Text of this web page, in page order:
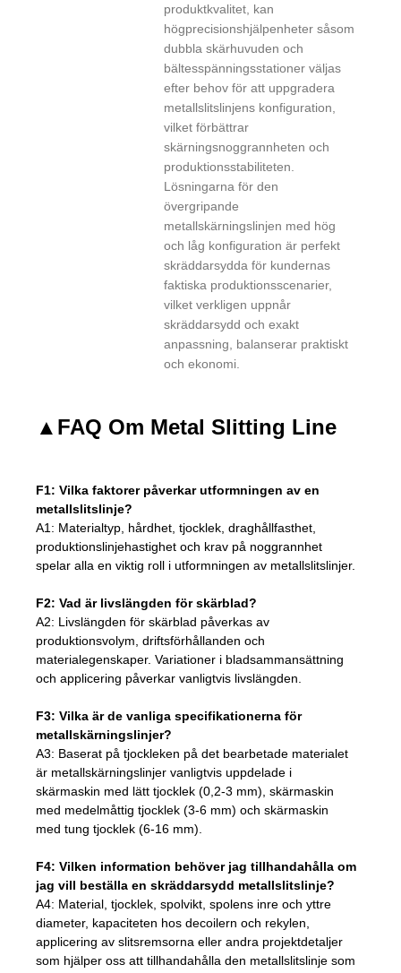
produktkvalitet, kan
högprecisionshjälpenheter såsom
dubbla skärhuvuden och
bältesspänningsstationer väljas
efter behov för att uppgradera
metallslitslinjens konfiguration,
vilket förbättrar
skärningsnoggrannheten och
produktionsstabiliteten.
Lösningarna för den
övergripande
metallskärningslinjen med hög
och låg konfiguration är perfekt
skräddarsydda för kundernas
faktiska produktionsscenarier,
vilket verkligen uppnår
skräddarsydd och exakt
anpassning, balanserar praktiskt
och ekonomi.
▲ FAQ Om Metal Slitting Line
F1: Vilka faktorer påverkar utformningen av en
metallslitslinje?
A1: Materialtyp, hårdhet, tjocklek, draghållfasthet,
produktionslinjehastighet och krav på noggrannhet
spelar alla en viktig roll i utformningen av metallslitslinjer.
F2: Vad är livslängden för skärblad?
A2: Livslängden för skärblad påverkas av
produktionsvolym, driftsförhållanden och
materialegenskaper. Variationer i bladsammansättning
och applicering påverkar vanligtvis livslängden.
F3: Vilka är de vanliga specifikationerna för
metallskärningslinjer?
A3: Baserat på tjockleken på det bearbetade materialet
är metallskärningslinjer vanligtvis uppdelade i
skärmaskin med lätt tjocklek (0,2-3 mm), skärmaskin
med medelmåttig tjocklek (3-6 mm) och skärmaskin
med tung tjocklek (6-16 mm).
F4: Vilken information behöver jag tillhandahålla om
jag vill beställa en skräddarsydd metallslitslinje?
A4: Material, tjocklek, spolvikt, spolens inre och yttre
diameter, kapaciteten hos decoilern och rekylen,
applicering av slitsremsorna eller andra projektdetaljer
som hjälper oss att tillhandahålla den metallslitslinje som